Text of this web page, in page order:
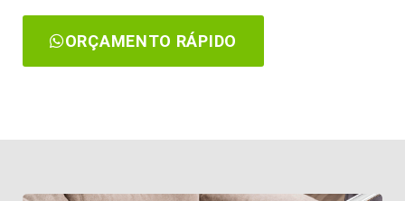
ORÇAMENTO RÁPIDO